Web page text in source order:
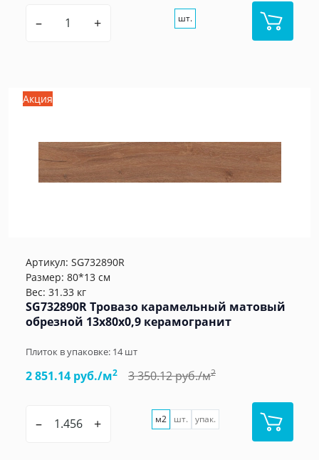
– + шт.
Акция
Артикул: SG732890R
Размер: 80*13 см
Вес: 31.33 кг
SG732890R Тровазо карамельный матовый
обрезной 13x80x0,9 керамогранит
Плиток в упаковке: 14шт
2 851.14 руб./м2 3 350.12 руб./м2
– + м2 шт. упак.